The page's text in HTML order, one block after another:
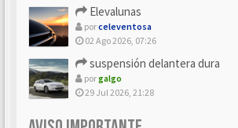
Elevalunas
porceleventosa
02 Ago 2026, 07:26
suspensión delantera dura
porgalgo
29 Jul 2026, 21:28